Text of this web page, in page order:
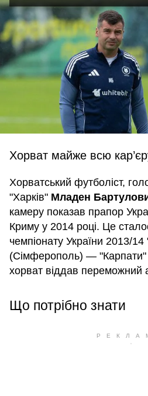
Хорват майже всю
Хорватський футболіст,
"Харків" Младен
камеру показав прапор
Криму у 2014 році. Це
чемпіонату України 2013/14
(Сімферополь) — "Карпати"
хорват віддав переможний
Що потрібно знати